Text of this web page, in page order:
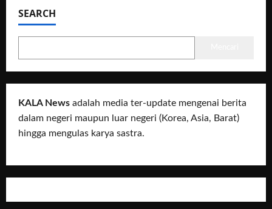
SEARCH
KALA News adalah media ter-update mengenai berita
dalam negeri maupun luar negeri (Korea, Asia, Barat)
hingga mengulas karya sastra.